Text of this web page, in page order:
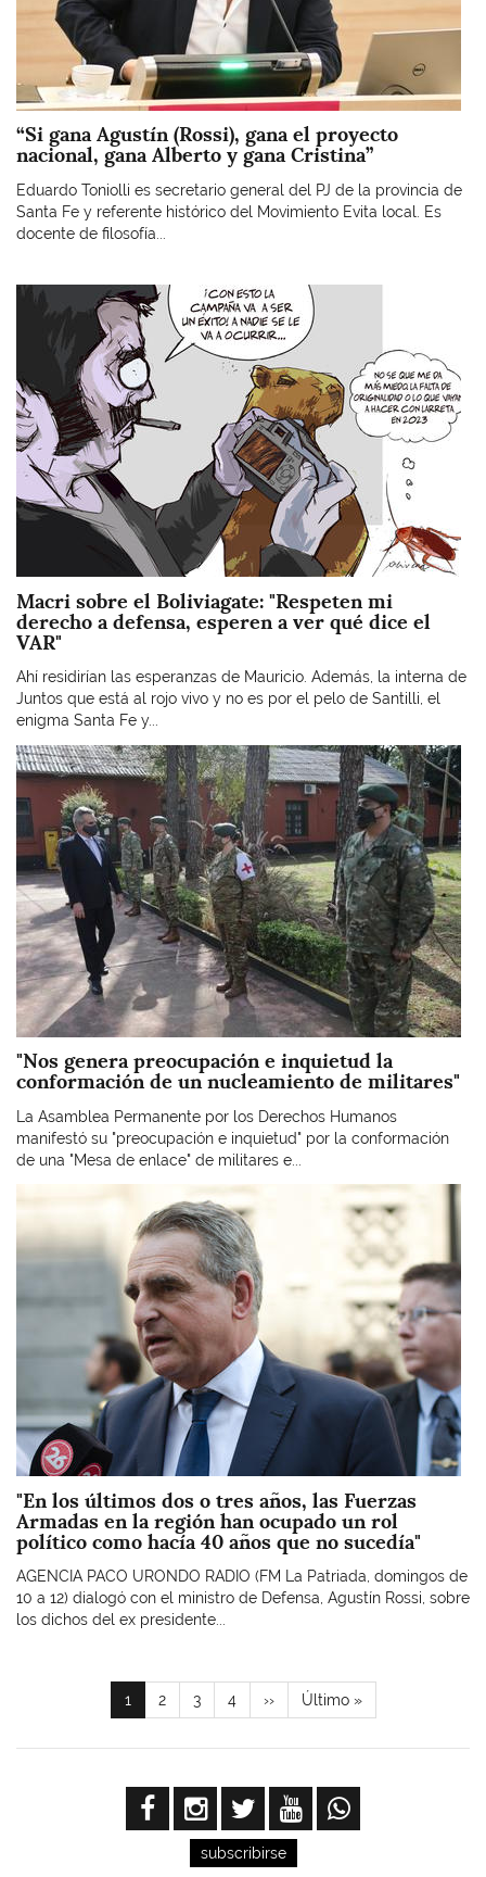
“Si gana Agustín (Rossi), gana el proyecto
nacional, gana Alberto y gana Cristina”
Eduardo Toniolli es secretario general del PJ de la provincia de
Santa Fe y referente histórico del Movimiento Evita local. Es
docente de filosofía...
Imagen
Macri sobre el Boliviagate: "Respeten mi
derecho a defensa, esperen a ver qué dice el
VAR"
Ahí residirían las esperanzas de Mauricio. Además, la interna de
Juntos que está al rojo vivo y no es por el pelo de Santilli, el
enigma Santa Fe y...
Imagen
"Nos genera preocupación e inquietud la
conformación de un nucleamiento de militares"
La Asamblea Permanente por los Derechos Humanos
manifestó su "preocupación e inquietud" por la conformación
de una "Mesa de enlace" de militares e...
"En los últimos dos o tres años, las Fuerzas
Armadas en la región han ocupado un rol
político como hacía 40 años que no sucedía"
AGENCIA PACO URONDO RADIO (FM La Patriada, domingos de
10 a 12) dialogó con el ministro de Defensa, Agustín Rossi, sobre
los dichos del ex presidente...
Paginación
Página
actual
1 Page
2 Page
3 Page
4
Siguiente
página
››
Última
página
Último »
subscribirse